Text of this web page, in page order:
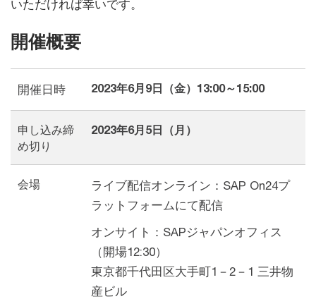
いただければ幸いです。
開催概要
開催日時 2023年6月9日（金）13:00～15:00
申し込み締
め切り
2023年6月5日（月）
会場
ライブ配信オンライン：SAP On24プ
ラットフォームにて配信
オンサイト：SAPジャパンオフィス
（開場12:30）
東京都千代田区大手町1－2－1 三井物
産ビル